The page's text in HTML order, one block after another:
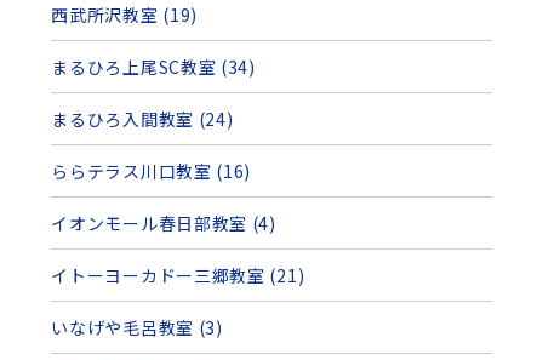
西武所沢教室 (19)
まるひろ上尾SC教室 (34)
まるひろ入間教室 (24)
ららテラス川口教室 (16)
イオンモール春日部教室 (4)
イトーヨーカドー三郷教室 (21)
いなげや毛呂教室 (3)